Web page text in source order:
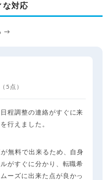
な対応
→
（5点）
程調整の連絡がすぐに来
行えました。
無料で出来るため、自身
がすぐに分かり、転職希
ーズに出来た点が良かっ